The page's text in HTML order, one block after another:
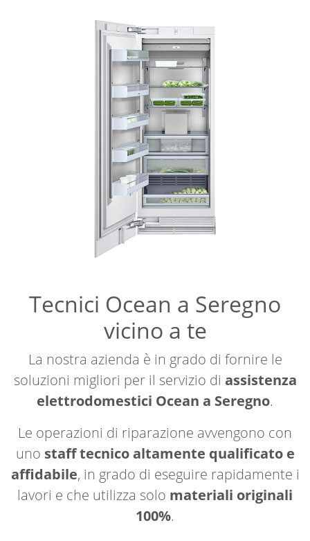
Tecnici Ocean a Seregno
vicino a te
La nostra azienda è in grado di fornire le
soluzioni migliori per il servizio di assistenza
elettrodomestici Ocean a Seregno.
Le operazioni di riparazione avvengono con
uno staff tecnico altamente qualificato e
affidabile, in grado di eseguire rapidamente i
lavori e che utilizza solo materiali originali
100%.